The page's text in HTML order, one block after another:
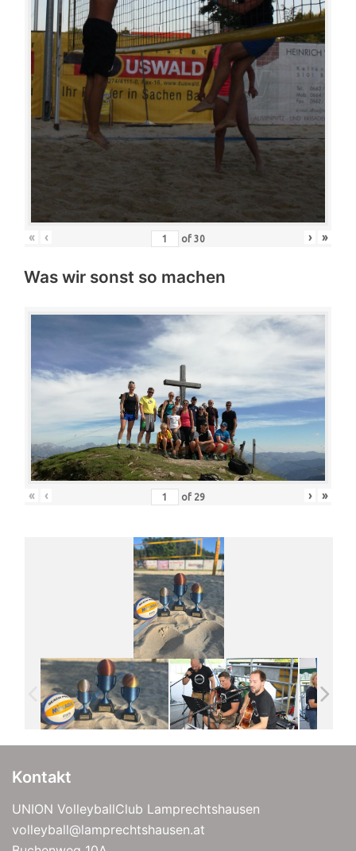
« ‹ of 30 › »
Was wir sonst so machen
« ‹ of 29 › »
Kontakt
UNION VolleyballClub Lamprechtshausen
volleyball@lamprechtshausen.at